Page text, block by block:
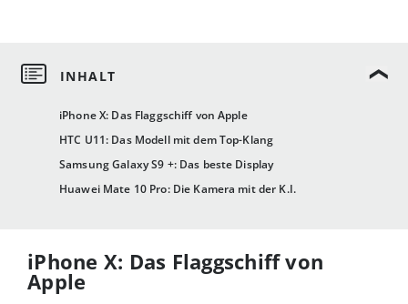
iPhone X: Das Flaggschiff von Apple
HTC U11: Das Modell mit dem Top-Klang
Samsung Galaxy S9 +: Das beste Display
Huawei Mate 10 Pro: Die Kamera mit der K.I.
iPhone X: Das Flaggschiff von
Apple